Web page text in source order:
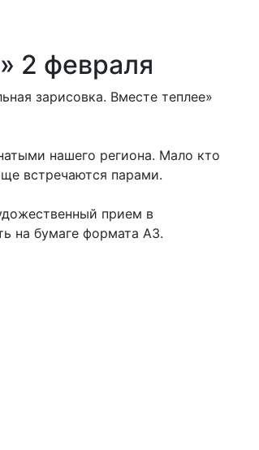
2 февраля
зарисовка. Вместе теплее»
нашего региона. Мало кто
встречаются парами.
прием в
на бумаге формата А3.